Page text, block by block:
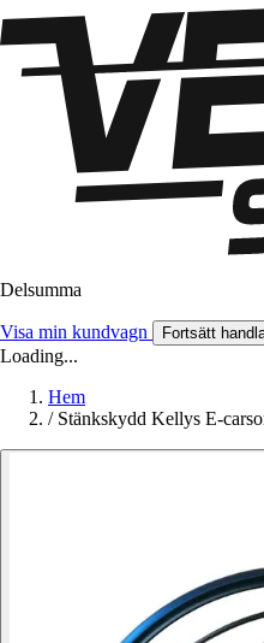
Delsumma
Visa min kundvagn Fortsätt
Loading...
Hem
/ Stänkskydd Kellys E-